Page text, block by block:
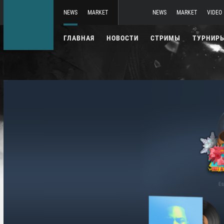
NEWS MARKET NEWS MARKET VIDEO
ГЛАВНАЯ НОВОСТИ СТРИМЫ